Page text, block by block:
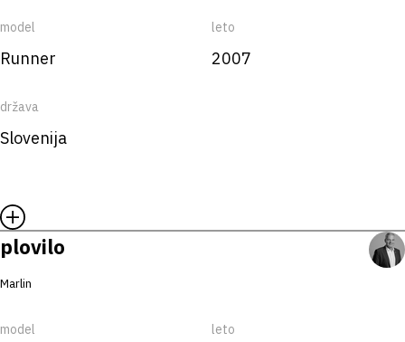
model
Runner
leto
2007
država
Slovenija
plovilo
Marlin
model leto